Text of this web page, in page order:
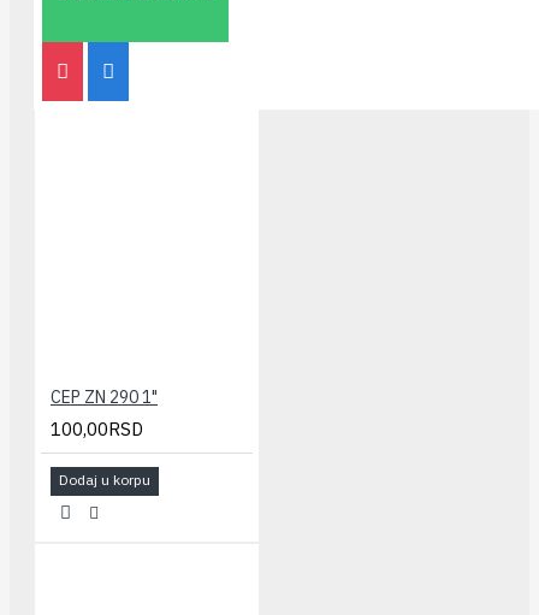
CEP ZN 290 1"
100,00RSD
Dodaj u korpu